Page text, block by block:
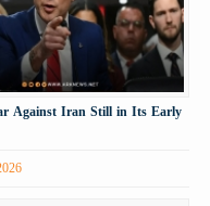
Against Iran Still in Its Early